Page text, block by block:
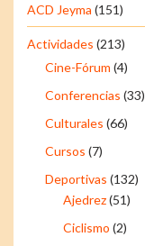
ACD Jeyma (151)
Actividades (213)
Cine-Fórum (4)
Conferencias (33)
Culturales (66)
Cursos (7)
Deportivas (132)
Ajedrez(51)
Ciclismo (2)